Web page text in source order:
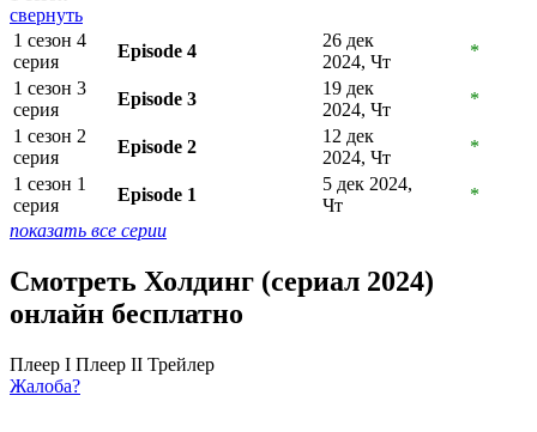
свернуть
1 сезон 4
серия
Episode 4
26 дек
2024, Чт
*
1 сезон 3
серия
Episode 3
19 дек
2024, Чт
*
1 сезон 2
серия
Episode 2
12 дек
2024, Чт
*
1 сезон 1
серия
Episode 1
5 дек 2024,
Чт
*
показать все серии
Смотреть Холдинг (сериал 2024)
онлайн бесплатно
Плеер I Плеер II Трейлер
Жалоба?